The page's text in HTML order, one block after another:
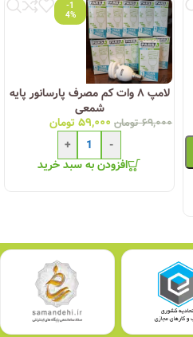
-1
4%
لامپ ۸ وات کم مصرف پارسانور پایه
شمعی
۶۹,۰۰۰ تومان ۵۹,۰۰۰تومان
-
+
افزودن به سبد خرید